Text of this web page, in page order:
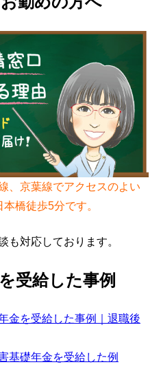
、京葉線でアクセスのよい
橋徒歩5分です。
も対応しております。
受給した事例
金を受給した事例｜退職後
基礎年金を受給した例